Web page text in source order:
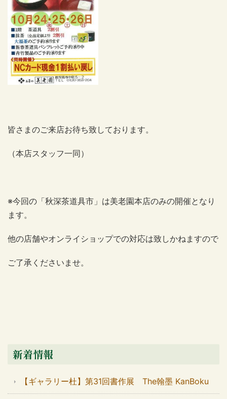
皆さまのご来店お待ち致しております。
（本店スタッフ一同）
※今回の「秋深茶道具市」は美老園本店のみの開催となり
ます。
他の店舗やオンライショップでの対応は致しかねますので
ご了承くださいませ。
新着情報
【ギャラリー杜】第31回書作展 The翰墨 KanBoku